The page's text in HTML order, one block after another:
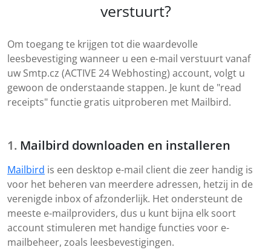
verstuurt?
Om toegang te krijgen tot die waardevolle
leesbevestiging wanneer u een e-mail verstuurt vanaf
uw Smtp.cz (ACTIVE 24 Webhosting) account, volgt u
gewoon de onderstaande stappen. Je kunt de "read
receipts" functie gratis uitproberen met Mailbird.
Mailbird downloaden en installeren
Mailbird is een desktop e-mail client die zeer handig is
voor het beheren van meerdere adressen, hetzij in de
verenigde inbox of afzonderlijk. Het ondersteunt de
meeste e-mailproviders, dus u kunt bijna elk soort
account stimuleren met handige functies voor e-
mailbeheer, zoals leesbevestigingen.